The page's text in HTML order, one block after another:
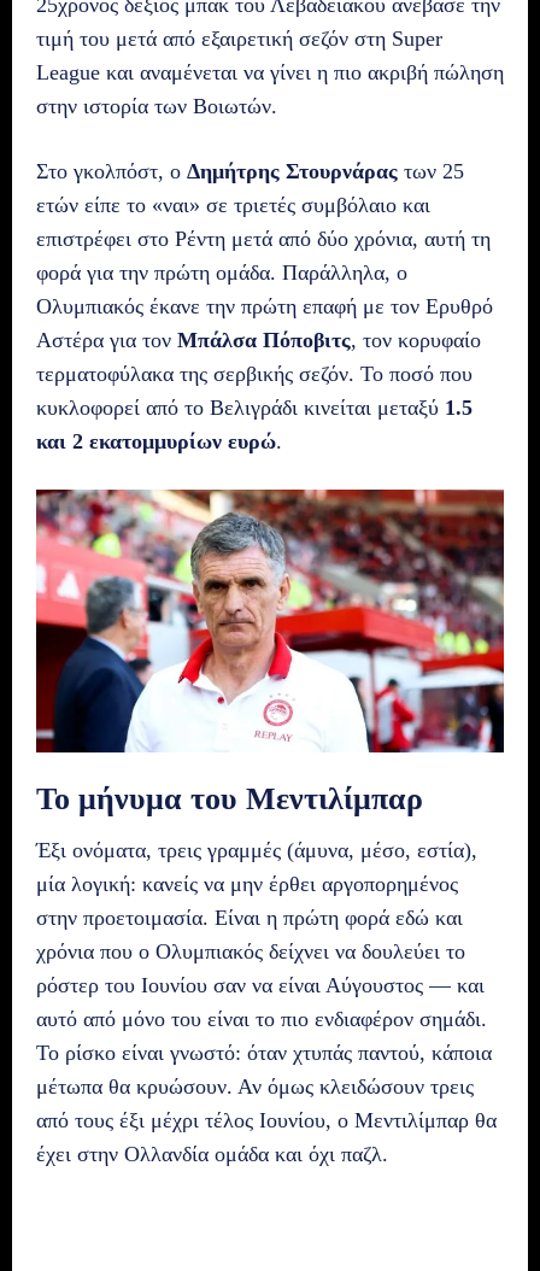
25χρονος δεξιός μπακ του Λεβαδειακού ανέβασε την
τιμή του μετά από εξαιρετική σεζόν στη Super
League και αναμένεται να γίνει η πιο ακριβή πώληση
στην ιστορία των Βοιωτών.
Στο γκολπόστ, ο Δημήτρης Στουρνάρας των 25
ετών είπε το «ναι» σε τριετές συμβόλαιο και
επιστρέφει στο Ρέντη μετά από δύο χρόνια, αυτή τη
φορά για την πρώτη ομάδα. Παράλληλα, ο
Ολυμπιακός έκανε την πρώτη επαφή με τον Ερυθρό
Αστέρα για τον Μπάλσα Πόποβιτς, τον κορυφαίο
τερματοφύλακα της σερβικής σεζόν. Το ποσό που
κυκλοφορεί από το Βελιγράδι κινείται μεταξύ 1.5
και 2 εκατομμυρίων ευρώ.
Το μήνυμα του Μεντιλίμπαρ
Έξι ονόματα, τρεις γραμμές (άμυνα, μέσο, εστία),
μία λογική: κανείς να μην έρθει αργοπορημένος
στην προετοιμασία. Είναι η πρώτη φορά εδώ και
χρόνια που ο Ολυμπιακός δείχνει να δουλεύει το
ρόστερ του Ιουνίου σαν να είναι Αύγουστος — και
αυτό από μόνο του είναι το πιο ενδιαφέρον σημάδι.
Το ρίσκο είναι γνωστό: όταν χτυπάς παντού, κάποια
μέτωπα θα κρυώσουν. Αν όμως κλειδώσουν τρεις
από τους έξι μέχρι τέλος Ιουνίου, ο Μεντιλίμπαρ θα
έχει στην Ολλανδία ομάδα και όχι παζλ.